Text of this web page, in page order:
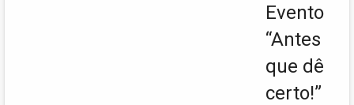
Evento
“Antes
que dê
certo!”